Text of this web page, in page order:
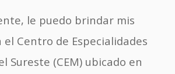
le puedo brindar mis
el Centro de Especialidades
Sureste (CEM) ubicado en